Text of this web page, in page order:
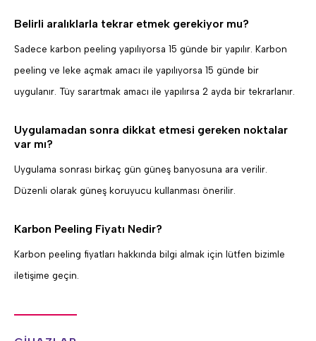
Belirli aralıklarla tekrar etmek gerekiyor mu?
Sadece karbon peeling yapılıyorsa 15 günde bir yapılır. Karbon
peeling ve leke açmak amacı ile yapılıyorsa 15 günde bir
uygulanır. Tüy sarartmak amacı ile yapılırsa 2 ayda bir tekrarlanır.
Uygulamadan sonra dikkat etmesi gereken noktalar
var mı?
Uygulama sonrası birkaç gün güneş banyosuna ara verilir.
Düzenli olarak güneş koruyucu kullanması önerilir.
Karbon Peeling Fiyatı Nedir?
Karbon peeling fiyatları hakkında bilgi almak için lütfen bizimle
iletişime geçin.